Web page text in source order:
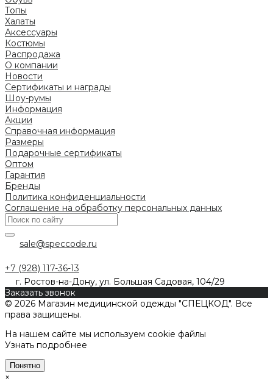
Топы
Халаты
Аксессуары
Костюмы
Распродажа
О компании
Новости
Сертификаты и награды
Шоу-румы
Информация
Акции
Справочная информация
Размеры
Подарочные сертификаты
Оптом
Гарантия
Бренды
Политика конфиденциальности
Соглашение на обработку персональных данных
sale@speccode.ru
+7 (928) 117-36-13
г. Ростов-на-Дону, ул. Большая Садовая, 104/29
Заказать звонок
© 2026 Магазин медицинской одежды "СПЕЦКОД". Все
права защищены.
На нашем сайте мы используем cookie файлы
Узнать подробнее
Понятно
×